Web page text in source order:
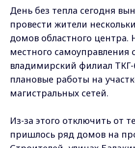
День без тепла сегодня
провести жители
домов областного центра.
местного самоуправления
владимирский филиал
плановые работы на
магистральных сетей.
Из-за этого отключить от
пришлось ряд домов на